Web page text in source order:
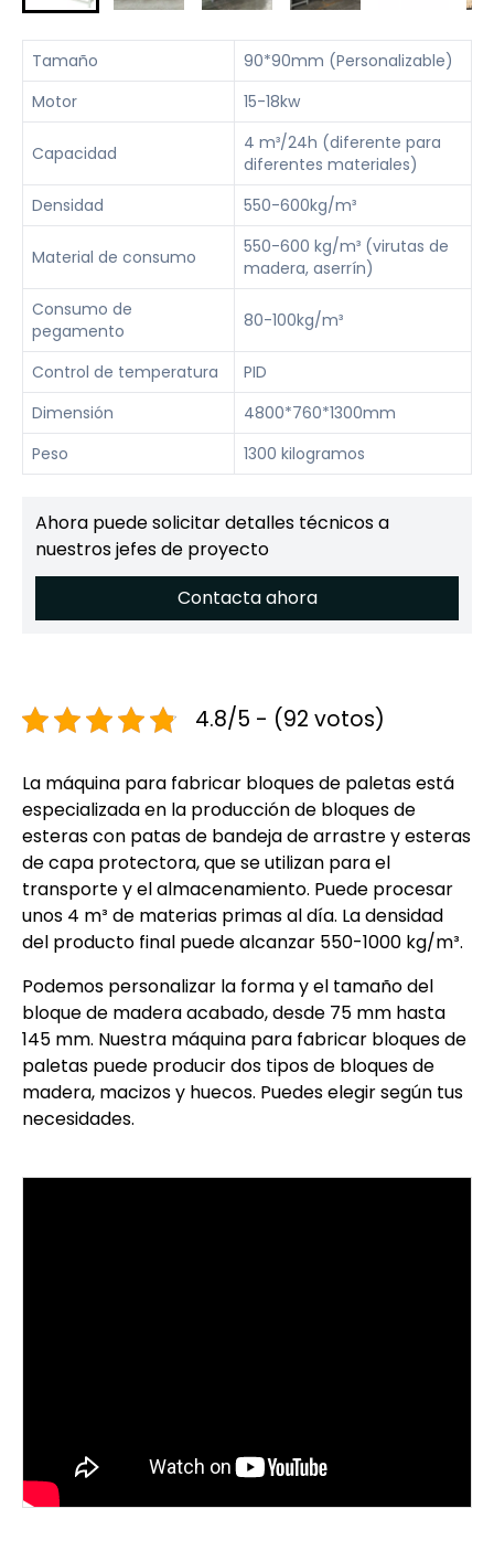
Tamaño
90*90mm (Personalizable)
Motor
15-18kw
Capacidad
4 m³/24h (diferente para
diferentes materiales)
Densidad
550-600kg/m³
Material de consumo
550-600 kg/m³ (virutas de
madera, aserrín)
Consumo de
pegamento
80-100kg/m³
Control de temperatura
PID
Dimensión
4800*760*1300mm
Peso
1300 kilogramos
Ahora puede solicitar detalles técnicos a
nuestros jefes de proyecto
Contacta ahora
4.8/5 - (92 votos)
La máquina para fabricar bloques de paletas está
especializada en la producción de bloques de
esteras con patas de bandeja de arrastre y esteras
de capa protectora, que se utilizan para el
transporte y el almacenamiento. Puede procesar
unos 4 m³ de materias primas al día. La densidad
del producto final puede alcanzar 550-1000 kg/m³.
Podemos personalizar la forma y el tamaño del
bloque de madera acabado, desde 75 mm hasta
145 mm. Nuestra máquina para fabricar bloques de
paletas puede producir dos tipos de bloques de
madera, macizos y huecos. Puedes elegir según tus
necesidades.